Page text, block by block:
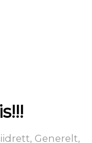
, Generelt,